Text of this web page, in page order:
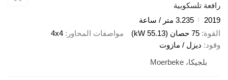
رافعة تلسكوبية
2019
3.235 متر / ساعة
القوة 75 حصان (55.13 kW) مواصفات المحاور
4x4
وقود ديزل / مازوت
بلجيكا، Moerbeke